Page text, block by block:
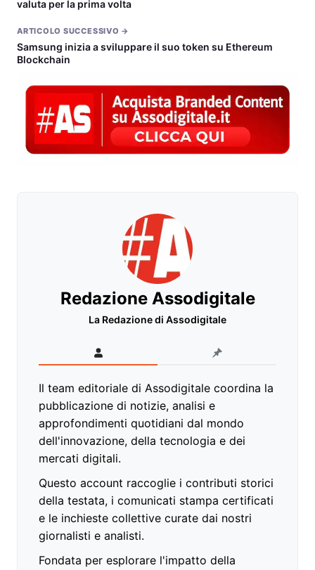
valuta per la prima volta
ARTICOLO SUCCESSIVO →
Samsung inizia a sviluppare il suo token su Ethereum
Blockchain
Redazione Assodigitale
La Redazione di Assodigitale
Il team editoriale di Assodigitale coordina la
pubblicazione di notizie, analisi e
approfondimenti quotidiani dal mondo
dell'innovazione, della tecnologia e dei
mercati digitali.
Questo account raccoglie i contributi storici
della testata, i comunicati stampa certificati
e le inchieste collettive curate dai nostri
giornalisti e analisti.
Fondata per esplorare l'impatto della